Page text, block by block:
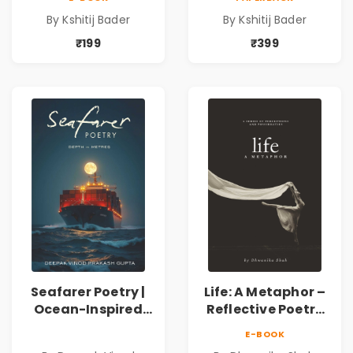
Philosophical
Poems by Kshitij
By Kshitij Bader
₹199
Philosophical
Poems by Kshitij
By Kshitij Bader
₹399
Seafarer Poetry |
Ocean-Inspired
Life: A Metaphor –
Reflective Poetry
E-BOOK